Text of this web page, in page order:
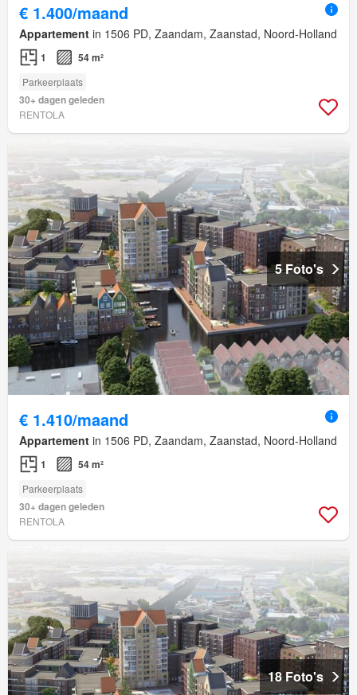
€ 1.400/maand
Appartement in 1506 PD, Zaandam, Zaanstad, Noord-Holland
1 54 m²
Parkeerplaats
30+ dagen geleden
RENTOLA
5 Foto's
€ 1.410/maand
Appartement in 1506 PD, Zaandam, Zaanstad, Noord-Holland
1 54 m²
Parkeerplaats
30+ dagen geleden
RENTOLA
18 Foto's